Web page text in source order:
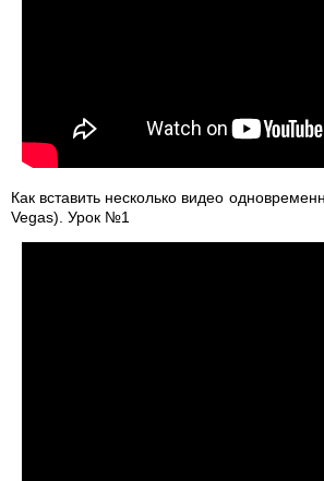
Как вставить несколько видео
Vegas). Урок №1